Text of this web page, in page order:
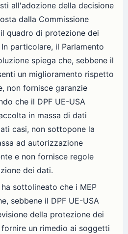
all'adozione della decisione
dalla Commissione
quadro di protezione dei
particolare, il Parlamento
spiega che, sebbene il
un miglioramento rispetto
non fornisce garanzie
che il DPF UE-USA
in massa di dati
casi, non sottopone la
ad autorizzazione
e non fornisce regole
dei dati.
sottolineato che i MEP
sebbene il DPF UE-USA
della protezione dei
un rimedio ai soggetti